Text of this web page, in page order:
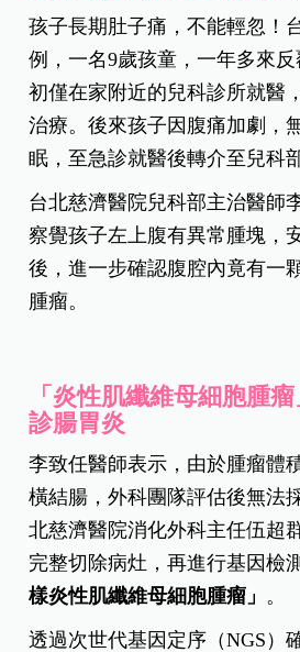
孩子長期肚子痛，不能輕忽！
例，一名9歲孩童，一年多來
初僅在家附近的兒科診所就醫
治療。後來孩子因腹痛加劇，
眠，至急診就醫後轉介至兒科
台北慈濟醫院兒科部主治醫師
察覺孩子左上腹有異常腫塊，
後，進一步確認腹腔內竟有一
腫瘤。
「炎性肌纖維母細胞腫
診腸胃炎
李致任醫師表示，由於腫瘤體
橫結腸，外科團隊評估後無法
北慈濟醫院消化外科主任伍超
完整切除病灶，再進行基因檢
樣炎性肌纖維母細胞腫瘤」 。
透過次世代基因定序（NGS）